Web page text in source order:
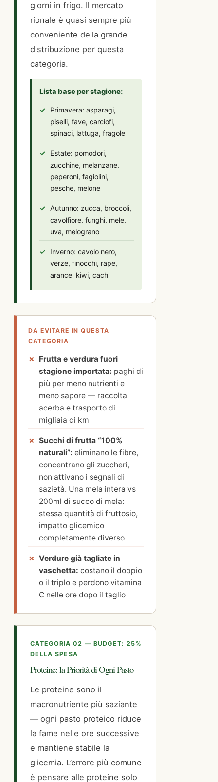
giorni in frigo. Il mercato
rionale è quasi sempre più
conveniente della grande
distribuzione per questa
categoria.
Lista base per stagione:
Primavera: asparagi,
piselli, fave, carciofi,
spinaci, lattuga, fragole
Estate: pomodori,
zucchine, melanzane,
peperoni, fagiolini,
pesche, melone
Autunno: zucca, broccoli,
cavolfiore, funghi, mele,
uva, melograno
Inverno: cavolo nero,
verze, finocchi, rape,
arance, kiwi, cachi
DA EVITARE IN QUESTA
CATEGORIA
Frutta e verdura fuori
stagione importata: paghi di
più per meno nutrienti e
meno sapore — raccolta
acerba e trasporto di
migliaia di km
Succhi di frutta “100%
naturali”: eliminano le fibre,
concentrano gli zuccheri,
non attivano i segnali di
sazietà. Una mela intera vs
200ml di succo di mela:
stessa quantità di fruttosio,
impatto glicemico
completamente diverso
Verdure già tagliate in
vaschetta: costano il doppio
o il triplo e perdono vitamina
C nelle ore dopo il taglio
CATEGORIA 02 — BUDGET: 25%
DELLA SPESA
Proteine: la Priorità di Ogni Pasto
Le proteine sono il
macronutriente più saziante
— ogni pasto proteico riduce
la fame nelle ore successive
e mantiene stabile la
glicemia. L’errore più comune
è pensare alle proteine solo